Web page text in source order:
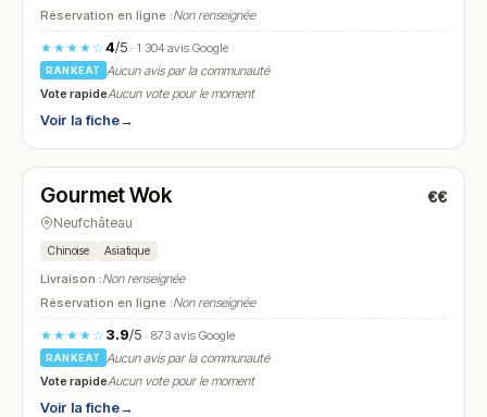
Réservation en ligne :Non renseignée
★★★★☆4/5· 1 304 avis Google
RANKEAT
Aucun avis par la communauté
Vote rapideAucun vote pour le moment
Voir la fiche→
N° 28
Gourmet Wok €€
Neufchâteau
Chinoise Asiatique
Livraison :Non renseignée
Réservation en ligne :Non renseignée
★★★★☆ 3.9/5· 873 avis Google
RANKEAT
Aucun avis par la communauté
Vote rapideAucun vote pour le moment
Voir la fiche→